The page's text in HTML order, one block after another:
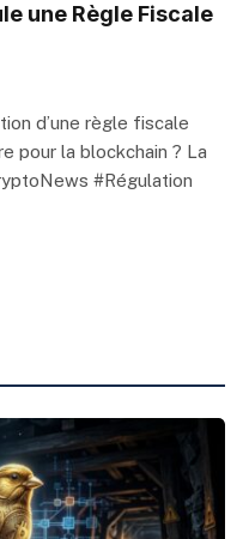
une Règle Fiscale
d’une règle fiscale
pour la blockchain ? La
#Régulation